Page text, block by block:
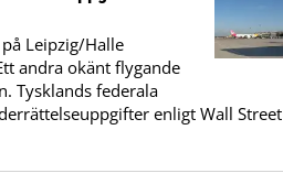
Leipzig/Halle
andra okänt flygande
Tysklands federala
enligt Wall Street